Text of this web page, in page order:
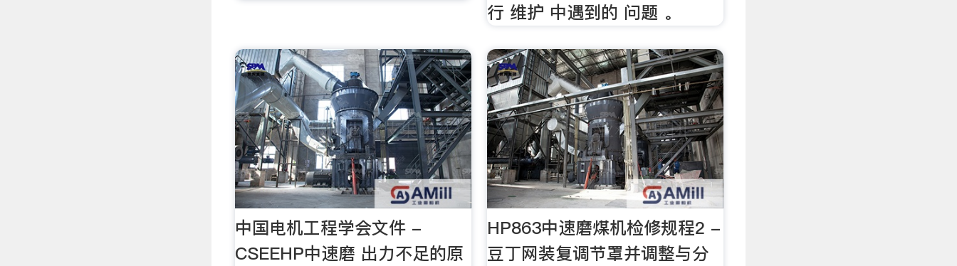
行 维护 中遇到的 问题 。
中国电机工程学会文件 -
CSEEHP中速磨 出力不足的原
HP863中速磨煤机检修规程2 -
豆丁网装复调节罩并调整与分